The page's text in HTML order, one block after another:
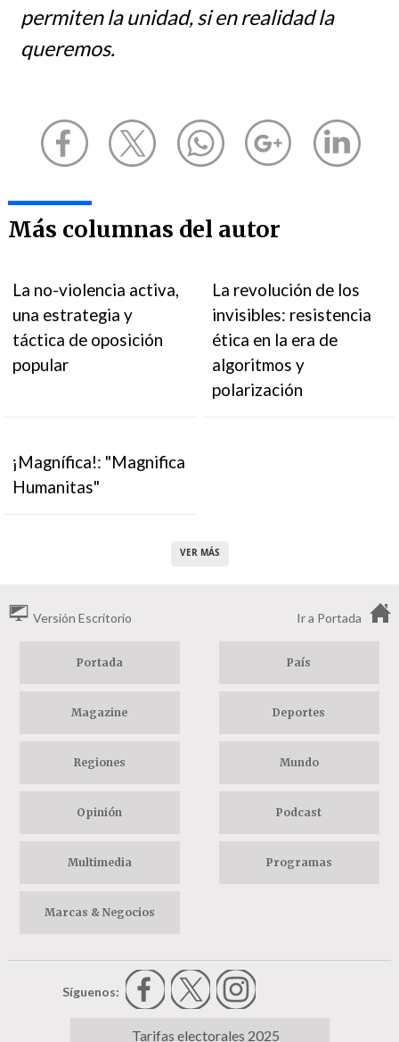
permiten la unidad, si en realidad la
queremos.
Más columnas del autor
La no-violencia activa,
una estrategia y
táctica de oposición
popular
La revolución de los
invisibles: resistencia
ética en la era de
algoritmos y
polarización
¡Magnífica!: "Magnifica
Humanitas"
VER MÁS
Versión Escritorio Ir a Portada
Portada País
Magazine Deportes
Regiones Mundo
Opinión Podcast
Multimedia Programas
Marcas & Negocios
Síguenos:
Tarifas electorales 2025